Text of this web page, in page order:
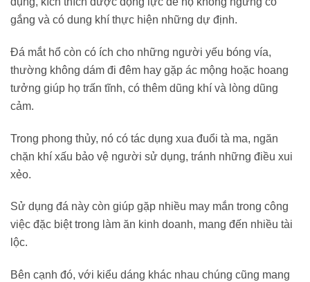
gắng và có dung khí thực hiện những dự định.
Đá mắt hổ còn có ích cho những người yếu bóng vía,
thường không dám đi đêm hay gặp ác mộng hoặc hoang
tưởng giúp họ trấn tĩnh, có thêm dũng khí và lòng dũng
cảm.
Trong phong thủy, nó có tác dụng xua đuổi tà ma, ngăn
chặn khí xấu bảo vệ người sử dụng, tránh những điều xui
xẻo.
Sử dụng đá này còn giúp gặp nhiều may mắn trong công
việc đặc biệt trong làm ăn kinh doanh, mang đến nhiều tài
lộc.
Bên cạnh đó, với kiểu dáng khác nhau chúng cũng mang